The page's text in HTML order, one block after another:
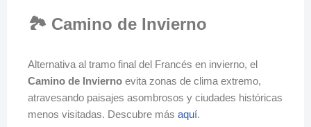
🏞️ Camino de Invierno
Alternativa al tramo final del Francés en invierno, el
Camino de Invierno evita zonas de clima extremo,
atravesando paisajes asombrosos y ciudades históricas
menos visitadas. Descubre más aquí.